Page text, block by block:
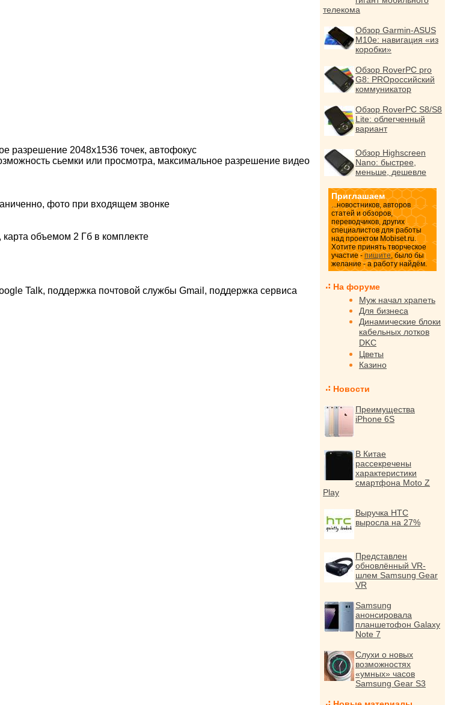
разрешение 2048х1536 точек, автофокус
сьемки или просмотра, максимальное разрешение видео
фото при входящем звонке
карта объемом 2 Гб в комплекте
Talk, поддержка почтовой службы Gmail, поддержка сервиса
телекома
Обзор Garmin-ASUS
M10e: навигация «из
коробки»
Обзор RoverPC pro
G8: PROроссийский
коммуникатор
Обзор RoverPC S8/S8
Lite: облегченный
вариант
Обзор Highscreen
Nano: быстрее,
меньше, дешевле
Приглашаем
...новостников, авторов
статей и обзоров,
переводчиков, других
специалистов для работы
над проектом Mobiset.ru.
Хотите принять творческое
участие - пишите, было бы
желание - а работу найдём.
На форуме
Муж начал храпеть
Для бизнеса
Динамические блоки
кабельных лотков
DKC
Цветы
Казино
Новости
Преимущества
iPhone 6S
В Китае
рассекречены
характеристики
смартфона Moto Z
Play
Выручка HTC
выросла на 27%
Представлен
обновлённый VR-
шлем Samsung Gear
VR
Samsung
анонсировала
планшетофон Galaxy
Note 7
Слухи о новых
возможностях
«умных» часов
Samsung Gear S3